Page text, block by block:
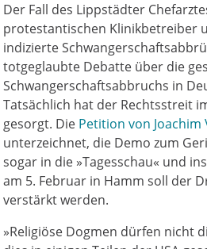
Der Fall des Lippstädter
protestantischen Klinikbetreiber
indizierte
totgeglaubte Debatte über die
Schwangerschaftsabbruchs in
Tatsächlich hat der Rechtsstreit
gesorgt. Die Petition von Joachim
unterzeichnet, die Demo zum
sogar in die »Tagesschau« und
am 5. Februar in Hamm soll der
verstärkt werden.
»Religiöse Dogmen dürfen nicht